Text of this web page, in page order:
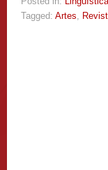
Tagged: Artes,